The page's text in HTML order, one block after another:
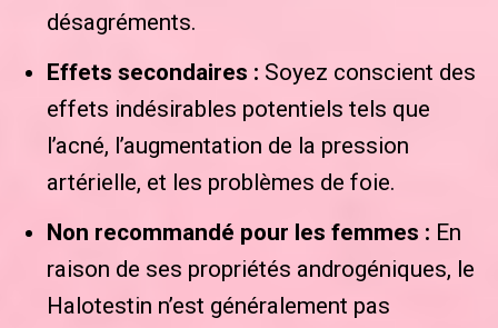
désagréments.
Effets secondaires : Soyez conscient des
effets indésirables potentiels tels que
l’acné, l’augmentation de la pression
artérielle, et les problèmes de foie.
Non recommandé pour les femmes : En
raison de ses propriétés androgéniques, le
Halotestin n’est généralement pas